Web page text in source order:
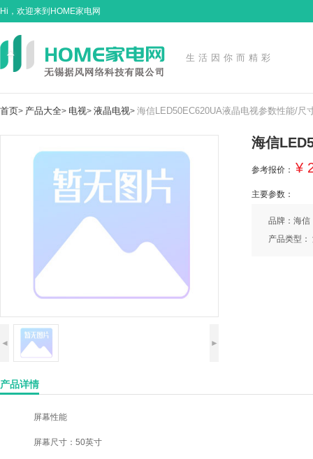
Hi，欢迎来到HOME家电网
生活因你而精彩
首页> 产品大全> 电视> 液晶电视> 海信LED50EC620UA液晶电视参数性能/尺
►
◄
海信
参考报价： ¥
主要参数：
品牌：海信
产品类型：
产品详情
屏幕性能
屏幕尺寸：50英寸